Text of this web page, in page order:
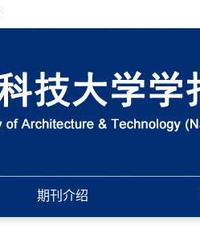
期刊介绍